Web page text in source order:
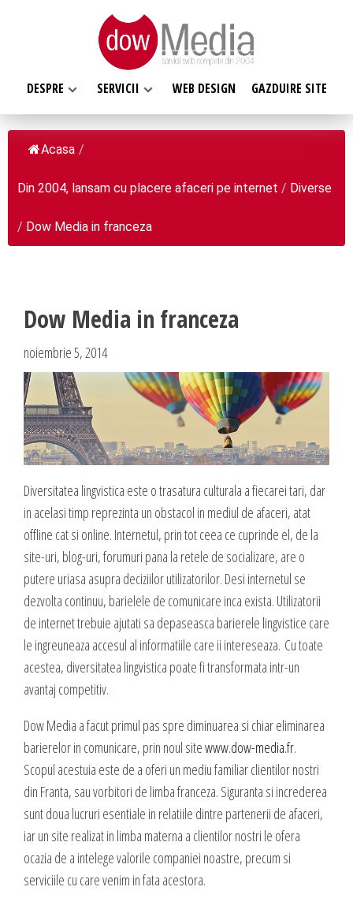
DESPRE SERVICII WEB DESIGN GAZDUIRE SITE
DESPRE NOI
Despre noi
Clientii nostri
Blog
Comunicate de presa
Contact
DESPRE NOI
Daca te gandesti la o afacere online, ai o idee geniala,
noi te ajutam sa o pui in practica, sa o dezvolti,
oferindu-ti servicii web complete.
Experienta acumulata de-a lungul anilor in care ne-am dezvoltat cot la
cot cu internetul am dezvoltat sute de site-uri cu cele mai variate
profiluri, ne-a oferit un simt fin in ceea ce priveste lansarea si
dezvoltarea unei afaceri online, asa ca, odata ce ne prezinti ideea si
viziunea ta, putem sa dezvoltam, sa sugeram imbunatatiri, sa
propunem detalii care probabil ti-au scapat, sa cream un plus de
CONTACT
Dow Media - Timisoara
Strada. Johann Heinrich Pestalozzi, Nr. 3-5
Romania, Timisoara
SERVICII WEB
Web design
Web Hosting, Gazduire site
Inregistrari, Rezervari domenii
Software la comanda
Administrare si Mentenanta Site
Administrare server
Implementare plata card
Servicii backup
GAZDUIRE & DOMENII
Inregistrari, Rezervari domenii
Gazduire Web (web site + email)
Gazduire eMail (doar email)
Servere VPS
Administrare server
INTERNET MARKETING
Servicii SEO
Publicitate Online
Administrare campanii Google AdWords
Redactare articole
Clipuri video promovare
E-mail marketing
Acasa /
Din 2004, lansam cu placere afaceri pe internet / Diverse
/ Dow Media in franceza
Dow Media in franceza
noiembrie 5, 2014
Diversitatea lingvistica este o trasatura culturala a fiecarei tari, dar
in acelasi timp reprezinta un obstacol in mediul de afaceri, atat
offline cat si online. Internetul, prin tot ceea ce cuprinde el, de la
site-uri, blog-uri, forumuri pana la retele de socializare, are o
putere uriasa asupra deciziilor utilizatorilor. Desi internetul se
dezvolta continuu, barielele de comunicare inca exista. Utilizatorii
de internet trebuie ajutati sa depaseasca barierele lingvistice care
le ingreuneaza accesul al informatiile care ii intereseaza. Cu toate
acestea, diversitatea lingvistica poate fi transformata intr-un
avantaj competitiv.
Dow Media a facut primul pas spre diminuarea si chiar eliminarea
barierelor in comunicare, prin noul sitewww.dow-media.fr.
Scopul acestuia este de a oferi un mediu familiar clientilor nostri
din Franta, sau vorbitori de limba franceza. Siguranta si increderea
sunt doua lucruri esentiale in relatiile dintre partenerii de afaceri,
iar un site realizat in limba materna a clientilor nostri le ofera
ocazia de a intelege valorile companiei noastre, precum si
serviciile cu care venim in fata acestora.